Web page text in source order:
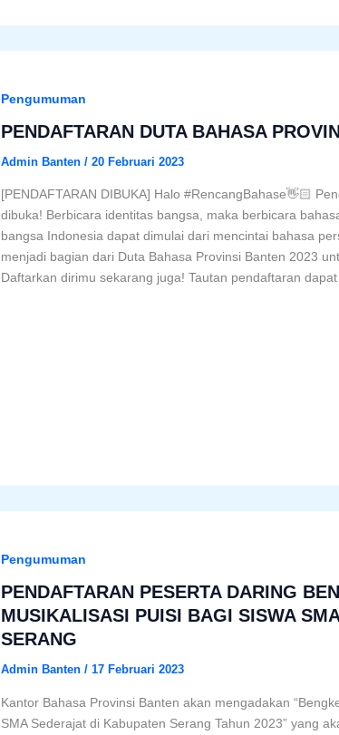
Pengumuman
PENDAFTARAN DUTA BAHASA
Admin Banten / 20 Februari 2023
[PENDAFTARAN DIBUKA] Halo #RencangBahase👋🏻
dibuka! Berbicara identitas bangsa, maka berbicara
bangsa Indonesia dapat dimulai dari mencintai bahasa
menjadi bagian dari Duta Bahasa Provinsi Banten 2023
Daftarkan dirimu sekarang juga! Tautan pendaftaran dapat
Pengumuman
PENDAFTARAN PESERTA DARING
MUSIKALISASI PUISI BAGI SISWA
SERANG
Admin Banten / 17 Februari 2023
Kantor Bahasa Provinsi Banten akan mengadakan
SMA Sederajat di Kabupaten Serang Tahun 2023” yang